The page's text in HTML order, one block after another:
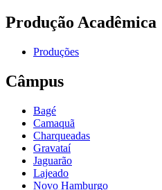
Produção Acadêmica
Produções
Câmpus
Bagé
Camaquã
Charqueadas
Gravataí
Jaguarão
Lajeado
Novo Hamburgo